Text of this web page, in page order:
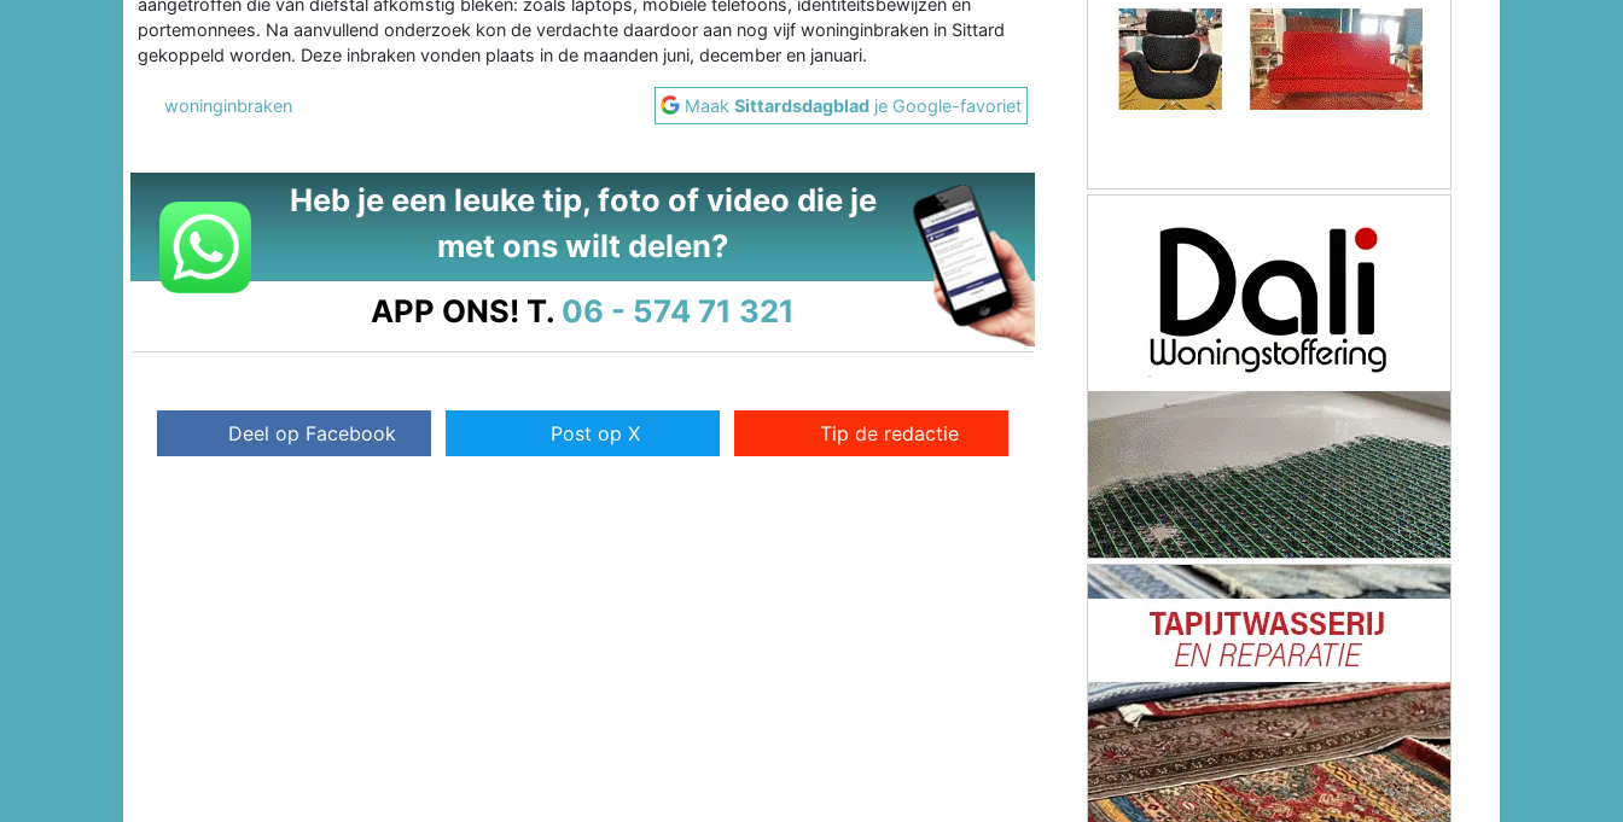
portemonnees. Na aanvullend onderzoek kon de verdachte daardoor aan nog vijf woninginbraken in Sittard
gekoppeld worden. Deze inbraken vonden plaats in de maanden juni, december en januari.
woninginbraken MaakSittardsdagblad je Google-favoriet
Heb je een leuke tip, foto of video die je
met ons wilt delen?
APP ONS! T. 06 - 574 71 321
Deel op Facebook Post op X Tip de redactie